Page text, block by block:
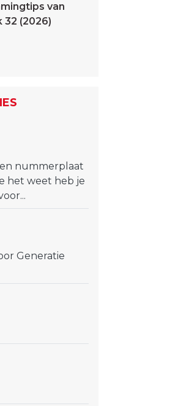
van
32 (2026)
nummerplaat
het weet heb je
Generatie